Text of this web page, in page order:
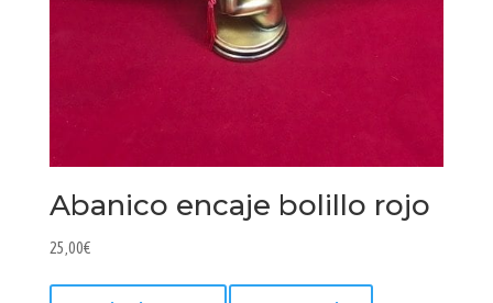
Abanico encaje bolillo rojo
25,00€